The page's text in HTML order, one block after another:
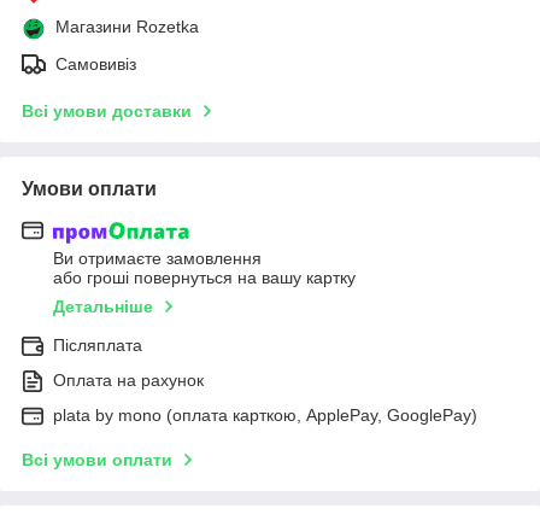
Магазини Rozetka
Самовивіз
Всі умови доставки
Умови оплати
Ви отримаєте замовлення
або гроші повернуться на вашу картку
Детальніше
Післяплата
Оплата на рахунок
plata by mono (оплата карткою, ApplePay, GooglePay)
Всі умови оплати